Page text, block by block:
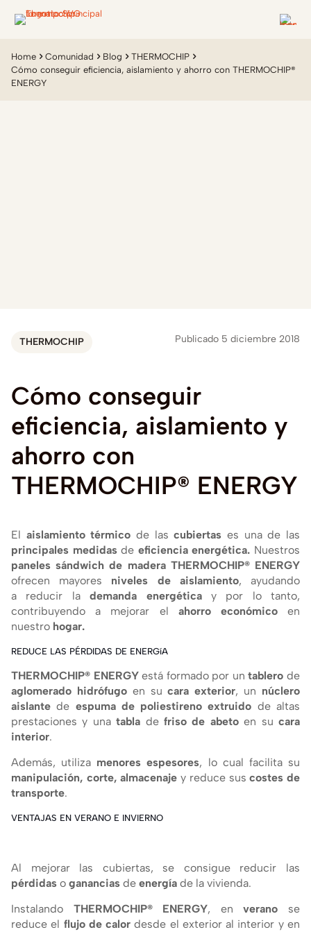
Home Comunidad Blog
THERMOCHIP
Cómo conseguir eficiencia, aislamiento y ahorro con THERMOCHIP®
ENERGY
THERMOCHIP Publicado 5 diciembre 2018
Cómo conseguir
eficiencia, aislamiento y
ahorro con
THERMOCHIP® ENERGY
El aislamiento térmico de lascubiertas es una de las
principales medidasde eficiencia energética. Nuestros
paneles sándwich de madera THERMOCHIP® ENERGY
ofrecen mayores niveles de aislamiento, ayudando
a reducir lademanda energéticay por lo tanto,
contribuyendo a mejorar el ahorro económico en
nuestro hogar.
REDUCE LAS PÉRDIDAS DE ENERGíA
THERMOCHIP® ENERGYestá formado por untablero de
aglomerado hidrófugoen sucara exterior, un núclero
aislante de espuma de poliestireno extruido de altas
prestaciones y unatabla defriso de abetoen sucara
interior.
Además, utiliza menores espesores, lo cual facilita su
manipulación, corte, almacenaje y reduce suscostes de
transporte.
VENTAJAS EN VERANO E INVIERNO
Al mejorar las cubiertas, se consigue reducir las
pérdidas o ganancias de energí­a de la vivienda.
Instalando THERMOCHIP® ENERGY, enverano se
reduce el flujo de calor desde el exterior al interior y en